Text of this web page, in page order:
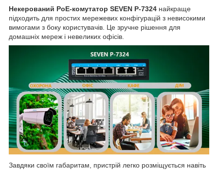
Некерований PoE-комутатор SEVEN P-7324 найкраще
підходить для простих мережевих конфігурацій з невисокими
вимогами з боку користувачів. Це зручне рішення для
домашніх мереж і невеликих офісів.
Завдяки своїм габаритам, пристрій легко розміщується навіть